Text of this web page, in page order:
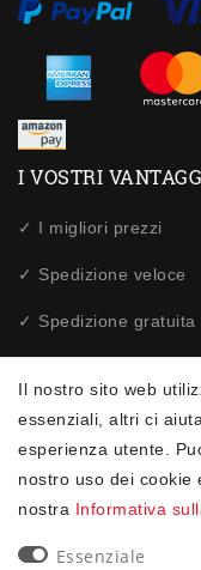
I VOSTRI
✓ I migliori prezzi
✓ Spedizione veloce
✓ Spedizione gratuita
✓ Protezione dei dati
Il nostro sito web
essenziali, altri ci
esperienza utente.
nostro uso dei cookie
nostra Informativa
Essenziale
NEWSLETTER